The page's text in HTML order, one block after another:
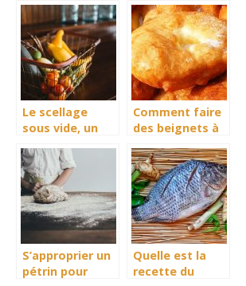
sushis
riz ?
Le scellage
sous vide, un
énorme
Comment faire
des beignets à
S’approprier un
pétrin pour
Quelle est la
recette du